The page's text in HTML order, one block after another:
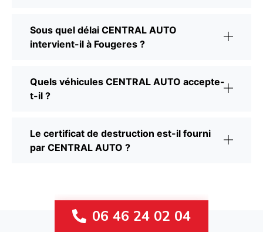
Sous quel délai CENTRAL AUTO
intervient-il à Fougeres ?
Quels véhicules CENTRAL AUTO accepte-
t-il ?
Le certificat de destruction est-il fourni
par CENTRAL AUTO ?
06 46 24 02 04